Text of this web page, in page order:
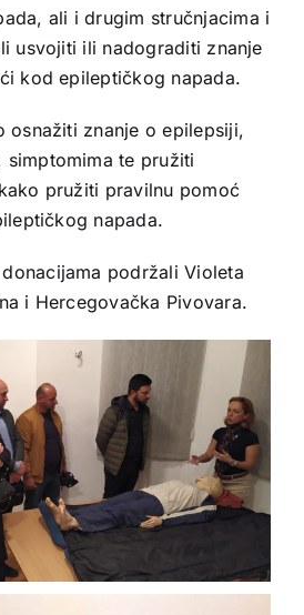
ali i drugim stručnjacima i
usvojiti ili nadograditi znanje
kod epileptičkog napada.
osnažiti znanje o epilepsiji,
simptomima te pružiti
pružiti pravilnu pomoć
napada.
podržali Violeta
i Hercegovačka Pivovara.